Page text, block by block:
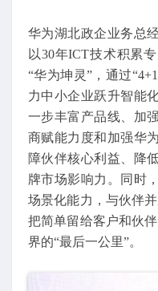
华为湖北政企业务总
以30年ICT技术积累
“华为坤灵”，通过
力中小企业跃升智能
一步丰富产品线、加
商赋能力度和加强华
障伙伴核心利益、降
牌市场影响力。同时
场景化能力，与伙伴
把简单留给客户和伙
界的“最后一公里”。